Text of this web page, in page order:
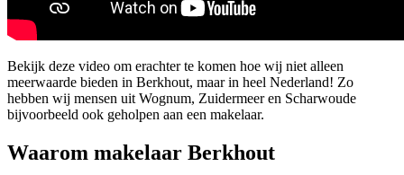
Bekijk deze video om erachter te komen hoe wij niet alleen
meerwaarde bieden in Berkhout, maar in heel Nederland! Zo
hebben wij mensen uit Wognum, Zuidermeer en Scharwoude
bijvoorbeeld ook geholpen aan een makelaar.
Waarom makelaar Berkhout